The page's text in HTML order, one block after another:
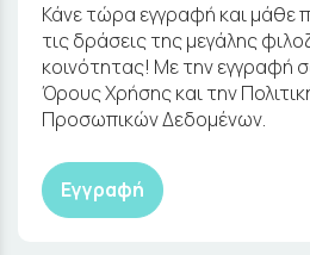
Κάνε τώρα εγγραφή και μάθε
τις δράσεις της μεγάλης
κοινότητας! Με την εγγραφή
Όρους Χρήσης και την
Προσωπικών Δεδομένων.
Εγγραφή